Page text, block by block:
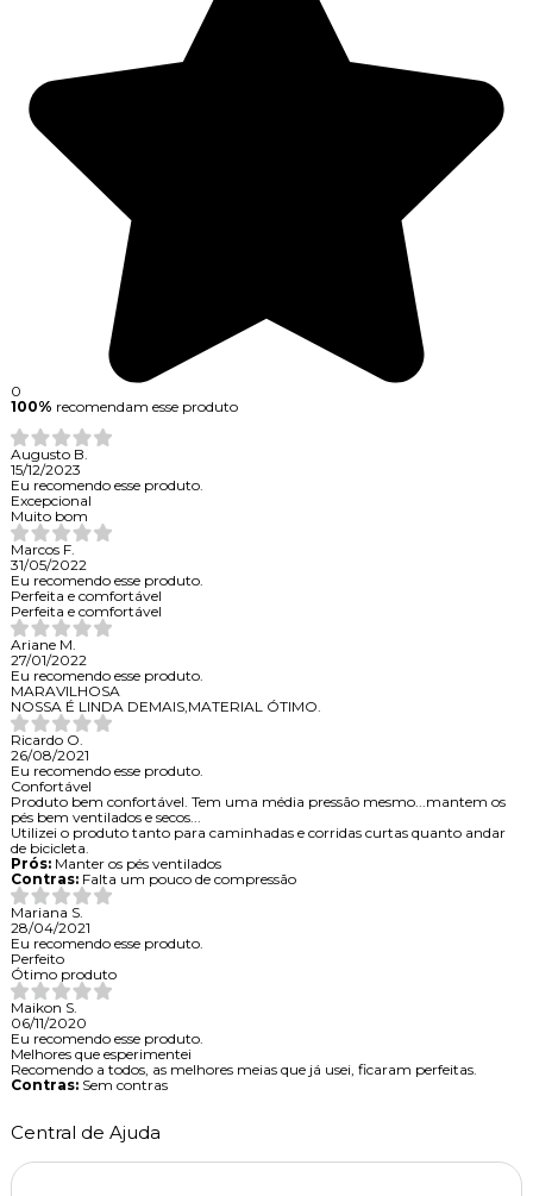
0
100% recomendam esse produto
Augusto B.
15/12/2023
Eu recomendo esse produto.
Excepcional
Muito bom
Marcos F.
31/05/2022
Eu recomendo esse produto.
Perfeita e comfortável
Perfeita e comfortável
Ariane M.
27/01/2022
Eu recomendo esse produto.
MARAVILHOSA
NOSSA É LINDA DEMAIS,MATERIAL ÓTIMO.
Ricardo O.
26/08/2021
Eu recomendo esse produto.
Confortável
Produto bem confortável. Tem uma média pressão mesmo...mantem os
pés bem ventilados e secos...
Utilizei o produto tanto para caminhadas e corridas curtas quanto andar
de bicicleta.
Prós: Manter os pés ventilados
Contras: Falta um pouco de compressão
Mariana S.
28/04/2021
Eu recomendo esse produto.
Perfeito
Ótimo produto
Maikon S.
06/11/2020
Eu recomendo esse produto.
Melhores que esperimentei
Recomendo a todos, as melhores meias que já usei, ficaram perfeitas.
Contras: Sem contras
Central de Ajuda